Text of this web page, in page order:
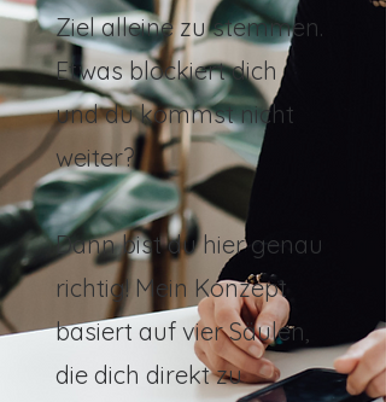
Ziel alleine zu stemmen.
Etwas blockiert dich
und du kommst nicht
weiter?
Dann bist du hier genau
richtig! Mein Konzept
basiert auf vier Säulen,
die dich direkt zu